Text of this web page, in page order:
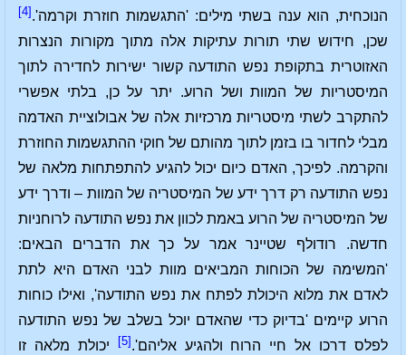
הנוכחית, הוא ענה בשתי מילים: 'התגשמות חוזרת וקרמה'. [4]
שכן, חידוש שתי תורות עתיקות אלה מתוך מקורות הנצרות
האזוטרית בתקופת נפש התודעה קשור ישירות לחדירה לתוך
המיסטריות של המוות ושל הרוע. יתר על כן, בלתי אפשרי
להתקרב לשתי מיסטריות מרכזיות אלה של אבולוציית האדמה
מבלי לחדור בו בזמן לתוך מהותם של חוקי ההתגשמות החוזרת
והקרמה. לפיכך, האדם כיום יכול להגיע להתפתחות מלאה של
נפש התודעה רק דרך ידע של המיסטריה של המוות – ודרך ידע
של המיסטריה של הרוע באמת לכוון את נפש התודעה לרוחניות
חדשה. רודולף שטיינר אמר על כך את הדברים הבאים:
'המשימה של הכוחות המביאים מוות לבני האדם היא לתת
לאדם את מלוא היכולת לפתח את נפש התודעה', ואילו כוחות
הרוע קיימים 'בדיוק כדי שהאדם יוכל בשלב של נפש התודעה
לפלס דרכו אל חיי הרוח ולהגיע אליהם'. [5]
יכולת מלאה זו